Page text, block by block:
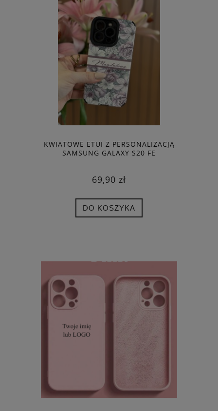
KWIATOWE ETUI Z PERSONALIZACJĄ
SAMSUNG GALAXY S20 FE
69,90 zł
DO KOSZYKA